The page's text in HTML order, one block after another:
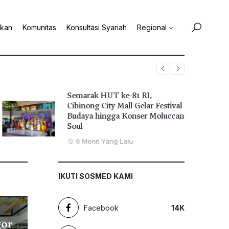
Komunitas Konsultasi Syariah Regional
Semarak HUT ke-81 RI,
Cibinong City Mall Gelar Festival
Budaya hingga Konser Moluccan
Soul
9 Menit Yang Lalu
IKUTI SOSMED KAMI
Facebook 14K